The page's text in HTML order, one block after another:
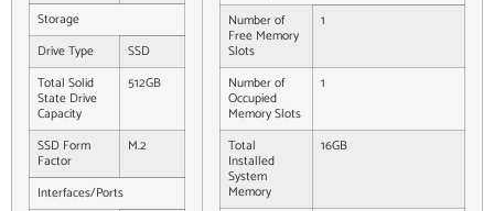
Storage
Drive Type
SSD
Total Solid
State Drive
Capacity
512GB
SSD Form
Factor
M.2
Interfaces/Ports
Number of
Free Memory
Slots
1
Number of
Occupied
Memory Slots
1
Total
Installed
System
Memory
16GB